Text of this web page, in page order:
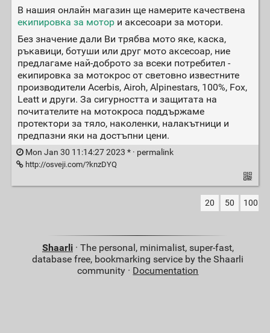
В нашия онлайн магазин ще намерите качествена
екипировка за мотори аксесоари за мотори.
Без значение дали Ви трябва мото яке, каска,
ръкавици, ботуши или друг мото аксесоар, ние
предлагаме най-доброто за всеки потребител -
екипировка за мотокрос от световно известните
производители Acerbis, Airoh, Alpinestars, 100%, Fox,
Leatt и други. За сигурността и защитата на
почитателите на мотокроса поддържаме
протектори за тяло, наколенки, налакътници и
предпазни яки на достъпни цени.
Mon Jan 30 11:14:27 2023 * · permalink
http://osveji.com/?knzDYQ
20 50 100
Shaarli· The personal, minimalist, super-fast,
database free, bookmarking service by the Shaarli
community · Documentation